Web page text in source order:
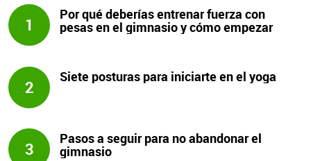
1
Por qué deberías entrenar fuerza con
pesas en el gimnasio y cómo empezar
2
Siete posturas para iniciarte en el yoga
3
Pasos a seguir para no abandonar el
gimnasio